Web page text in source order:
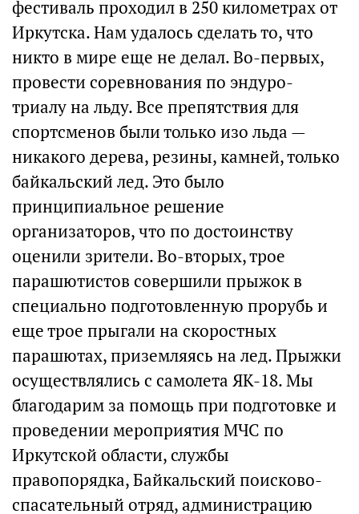
фестиваль проходил в 250 километрах от
Иркутска. Нам удалось сделать то, что
никто в мире еще не делал. Во-первых,
провести соревнования по эндуро-
триалу на льду. Все препятствия для
спортсменов были только изо льда —
никакого дерева, резины, камней, только
байкальский лед. Это было
принципиальное решение
организаторов, что по достоинству
оценили зрители. Во-вторых, трое
парашютистов совершили прыжок в
специально подготовленную прорубь и
еще трое прыгали на скоростных
парашютах, приземляясь на лед. Прыжки
осуществлялись с самолета ЯК-18. Мы
благодарим за помощь при подготовке и
проведении мероприятия МЧС по
Иркутской области, службы
правопорядка, Байкальский поисково-
спасательный отряд, администрацию